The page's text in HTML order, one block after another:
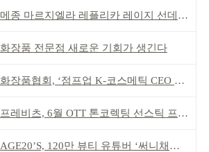
메종 마르지엘라 레플리카 레이지 선데이 모닝 디퓨저
화장품 전문점 새로운 기회가 생긴다
화장품협회, ‘점프업 K-코스메틱 CEO 간담회’ 개최
프레비츠, 6월 OTT 톤코렉팅 선스틱 프로모션
AGE20’S, 120만 뷰티 유튜버 ‘써니채널’ 공동개발